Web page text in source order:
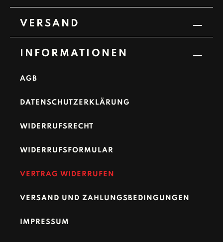
VERSAND
INFORMATIONEN
AGB
DATENSCHUTZERKLÄRUNG
WIDERRUFSRECHT
WIDERRUFSFORMULAR
VERTRAG WIDERRUFEN
VERSAND UND ZAHLUNGSBEDINGUNGEN
IMPRESSUM